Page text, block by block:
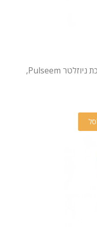
חיבור טופסי Contact Form 7 למערכת ניוזלטר Pulseem,